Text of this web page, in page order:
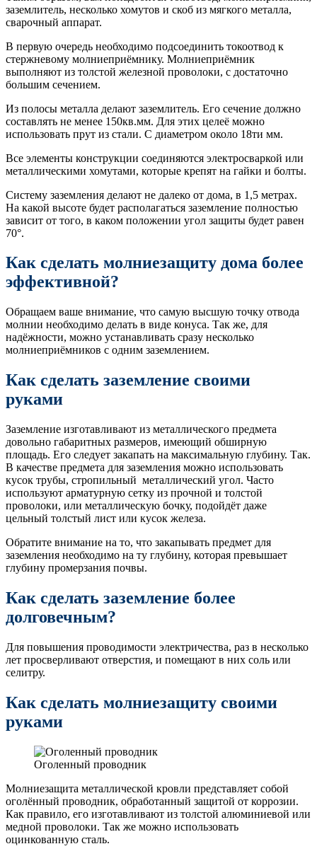
заземлитель, несколько хомутов и скоб из мягкого металла,
сварочный аппарат.
В первую очередь необходимо подсоединить токоотвод к
стержневому молниеприёмнику. Молниеприёмник
выполняют из толстой железной проволоки, с достаточно
большим сечением.
Из полосы металла делают заземлитель. Его сечение должно
составлять не менее 150кв.мм. Для этих целеё можно
использовать прут из стали. С диаметром около 18ти мм.
Все элементы конструкции соединяются электросваркой или
металлическими хомутами, которые крепят на гайки и болты.
Систему заземления делают не далеко от дома, в 1,5 метрах.
На какой высоте будет располагаться заземление полностью
зависит от того, в каком положении угол защиты будет равен
70°.
Как сделать молниезащиту дома более
эффективной?
Обращаем ваше внимание, что самую высшую точку отвода
молнии необходимо делать в виде конуса. Так же, для
надёжности, можно устанавливать сразу несколько
молниеприёмников с одним заземлением.
Как сделать заземление своими
руками
Заземление изготавливают из металлического предмета
довольно габаритных размеров, имеющий обширную
площадь. Его следует закапать на максимальную глубину. Так.
В качестве предмета для заземления можно использовать
кусок трубы, стропильный металлический угол. Часто
используют арматурную сетку из прочной и толстой
проволоки, или металлическую бочку, подойдёт даже
цельный толстый лист или кусок железа.
Обратите внимание на то, что закапывать предмет для
заземления необходимо на ту глубину, которая превышает
глубину промерзания почвы.
Как сделать заземление более
долговечным?
Для повышения проводимости электричества, раз в несколько
лет просверливают отверстия, и помещают в них соль или
селитру.
Как сделать молниезащиту своими
руками
Оголенный проводник
Молниезащита металлической кровли представляет собой
оголённый проводник, обработанный защитой от коррозии.
Как правило, его изготавливают из толстой алюминиевой или
медной проволоки. Так же можно использовать
оцинкованную сталь.